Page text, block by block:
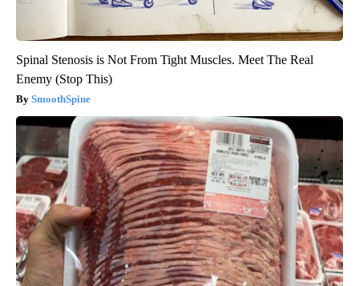
Spinal Stenosis is Not From Tight Muscles. Meet The Real
Enemy (Stop This)
SmoothSpine